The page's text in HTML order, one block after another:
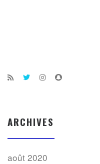
ARCHIVES
août 2020